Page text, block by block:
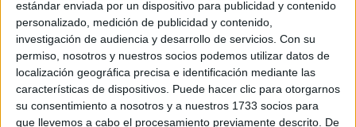
estándar enviada por un dispositivo para publicidad y contenido
personalizado, medición de publicidad y contenido,
investigación de audiencia y desarrollo de servicios. Con su
permiso, nosotros y nuestros socios podemos utilizar datos de
localización geográfica precisa e identificación mediante las
características de dispositivos. Puede hacer clic para otorgarnos
su consentimiento a nosotros y a nuestros 1733 socios para
que llevemos a cabo el procesamiento previamente descrito. De
pero quería saber....¿que opinion os merece? ¿creeis que es
buena opción?
Blog de stefy3